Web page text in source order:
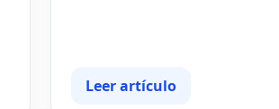
Leer artículo